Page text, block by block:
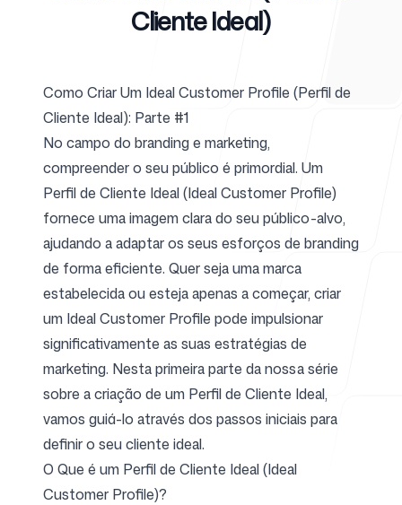
Para agências
Blog
Preços
Central de ajuda
Cliente Ideal)
Como Criar Um Ideal Customer Profile (Perfil de
Cliente Ideal): Parte #1
No campo do branding e marketing,
compreender o seu público é primordial. Um
Perfil de Cliente Ideal (Ideal Customer Profile)
fornece uma imagem clara do seu público-alvo,
ajudando a adaptar os seus esforços de branding
de forma eficiente. Quer seja uma marca
estabelecida ou esteja apenas a começar, criar
um Ideal Customer Profile pode impulsionar
significativamente as suas estratégias de
marketing. Nesta primeira parte da nossa série
sobre a criação de um Perfil de Cliente Ideal,
vamos guiá-lo através dos passos iniciais para
definir o seu cliente ideal.
O Que é um Perfil de Cliente Ideal (Ideal
Customer Profile)?